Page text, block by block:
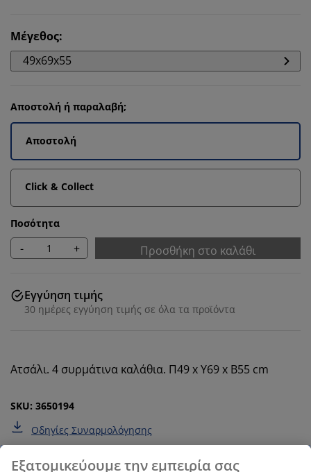
Μέγεθος:
49x69x55
Αποστολή ή παραλαβή;
Αποστολή
Click & Collect
Ποσότητα
- + Προσθήκη στο καλάθι
Εγγύηση τιμής
30 ημέρες εγγύηση τιμής σε όλα τα προϊόντα
Ατσάλι. 4 συρμάτινα καλάθια. Π49 x Υ69 x Β55 cm
SKU: 3650194
Οδηγίες Συναρμολόγησης